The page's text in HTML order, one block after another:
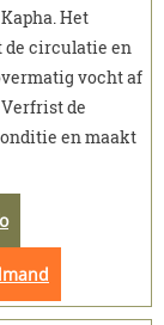
Het
circulatie en
vocht af
de
en maakt